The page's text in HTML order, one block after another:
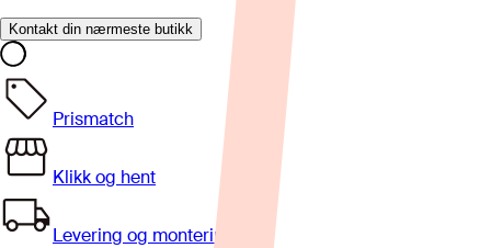
Kontakt din nærmeste butikk
Prismatch
Klikk og hent
Levering og montering